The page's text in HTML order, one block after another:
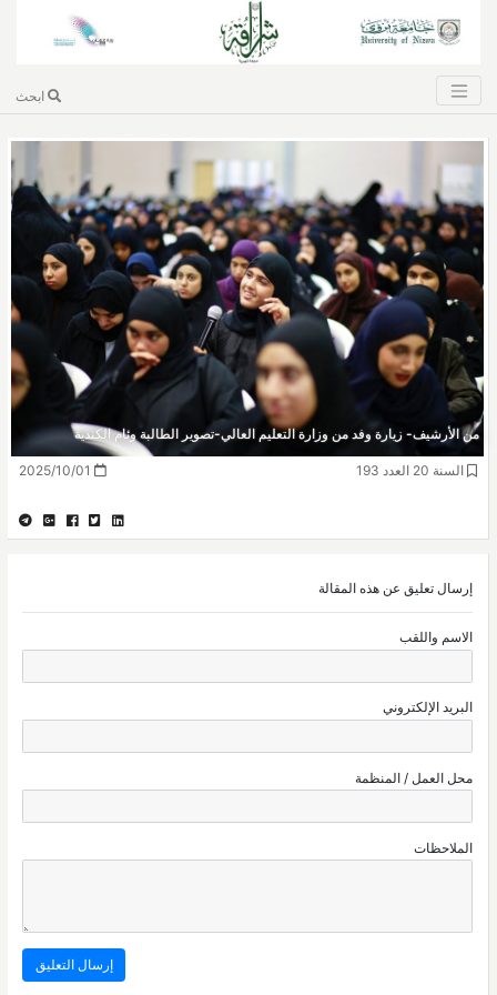
ابحث
من الأرشيف- زيارة وفد من وزارة التعليم العالي-تصوير الطالبة وئام الكندية
السنة 20 العدد 193
إرسال تعليق عن هذه المقالة
الاسم واللقب
البريد الإلكتروني
محل العمل / المنظمة
الملاحظات